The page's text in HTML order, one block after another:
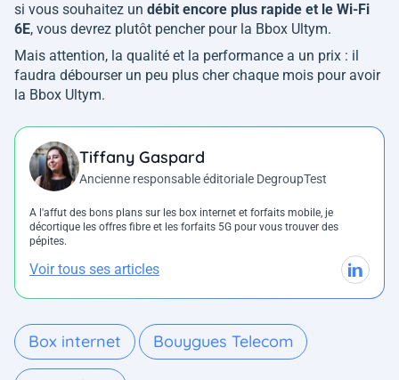
si vous souhaitez un débit encore plus rapide et le Wi-Fi
6E, vous devrez plutôt pencher pour la Bbox Ultym.
Mais attention, la qualité et la performance a un prix : il
faudra débourser un peu plus cher chaque mois pour avoir
la Bbox Ultym.
Tiffany Gaspard
Ancienne responsable éditoriale DegroupTest
A l'affut des bons plans sur les box internet et forfaits mobile, je
décortique les offres fibre et les forfaits 5G pour vous trouver des
pépites.
Voir tous ses articles
Box internet Bouygues Telecom